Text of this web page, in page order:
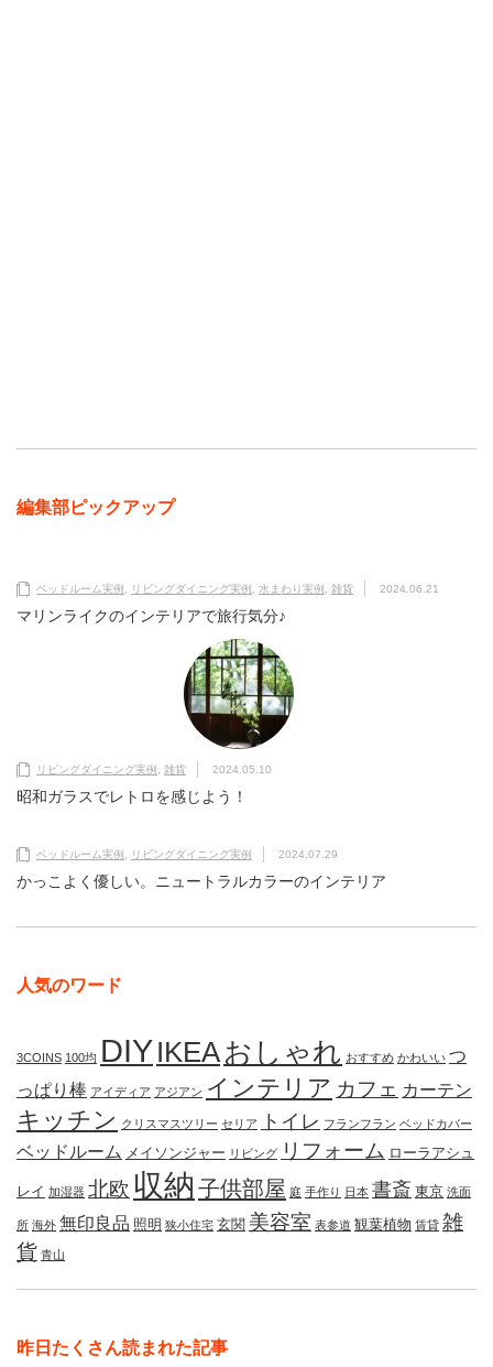
編集部ピックアップ
ベッドルーム実例 リビングダイニング実例 水まわり実例 雑貨 2024.06.21
マリンライクのインテリアで旅行気分♪
リビングダイニング実例 雑貨 2024.05.10
昭和ガラスでレトロを感じよう！
ベッドルーム実例 リビングダイニング実例 2024.07.29
かっこよく優しい。ニュートラルカラーのインテリア
人気のワード
3COINS 100均 DIYIKEAおしゃれ おすすめ かわいい つ
っぱり棒 アイディア アジアン インテリア カフェ カーテン
キッチン クリスマスツリー セリア トイレ フランフラン ベッドカバー
ベッドルーム メイソンジャー リビング リフォーム ローラアシュ
レイ 加湿器 北欧 収納 子供部屋 庭 手作り 日本 書斎 東京 洗面
所 海外 無印良品 照明 狭小住宅 玄関 美容室 表参道 観葉植物 賃貸 雑
貨 青山
昨日たくさん読まれた記事